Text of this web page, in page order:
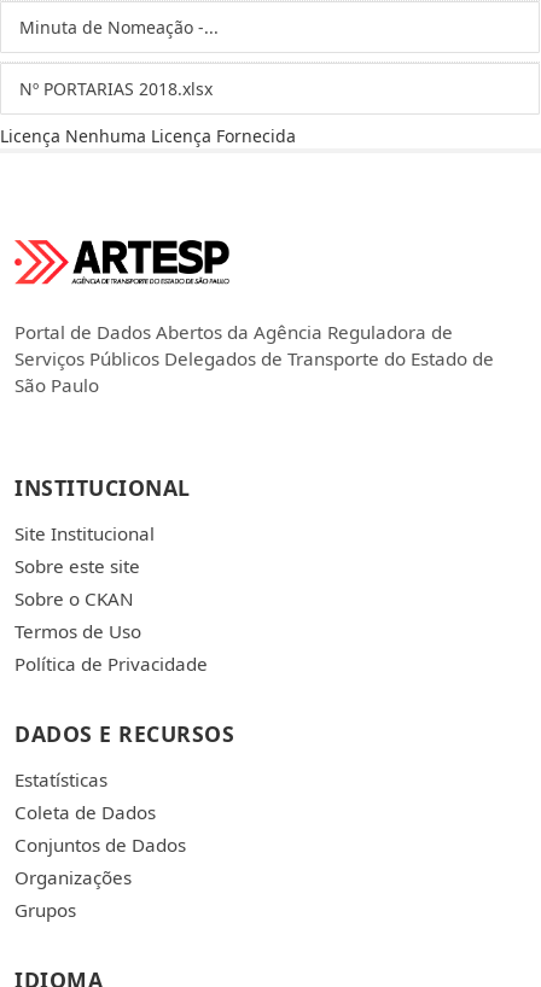
Minuta de Nomeação -...
Nº PORTARIAS 2018.xlsx
Licença Nenhuma Licença Fornecida
Portal de Dados Abertos da Agência Reguladora de
Serviços Públicos Delegados de Transporte do Estado de
São Paulo
INSTITUCIONAL
Site Institucional
Sobre este site
Sobre o CKAN
Termos de Uso
Política de Privacidade
DADOS E RECURSOS
Estatísticas
Coleta de Dados
Conjuntos de Dados
Organizações
Grupos
IDIOMA